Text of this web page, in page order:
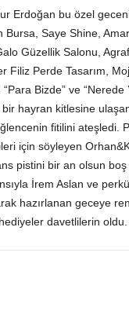
Erdoğan bu özel
Bursa, Saye Shine,
Güzellik Salonu,
Filiz Perde Tasarım,
Bizde” ve “Nerede
bir hayran kitlesine
fitilini ateşledi.
için söyleyen
pistini bir an olsun boş
İrem Aslan ve
hazırlanan geceye
davetlilerin oldu.